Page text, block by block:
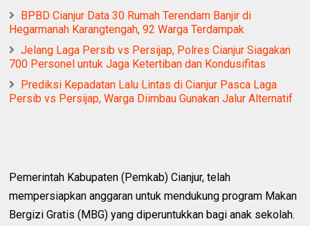
BPBD Cianjur Data 30 Rumah Terendam Banjir di
Hegarmanah Karangtengah, 92 Warga Terdampak
Jelang Laga Persib vs Persijap, Polres Cianjur Siagakan
700 Personel untuk Jaga Ketertiban dan Kondusifitas
Prediksi Kepadatan Lalu Lintas di Cianjur Pasca Laga
Persib vs Persijap, Warga Diimbau Gunakan Jalur Alternatif
Pemerintah Kabupaten (Pemkab) Cianjur, telah
mempersiapkan anggaran untuk mendukung program Makan
Bergizi Gratis (MBG) yang diperuntukkan bagi anak sekolah.